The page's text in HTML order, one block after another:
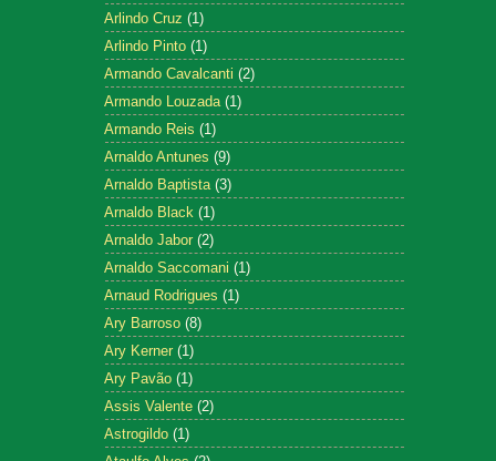
Arlindo Cruz (1)
Arlindo Pinto (1)
Armando Cavalcanti (2)
Armando Louzada (1)
Armando Reis (1)
Arnaldo Antunes (9)
Arnaldo Baptista (3)
Arnaldo Black (1)
Arnaldo Jabor (2)
Arnaldo Saccomani (1)
Arnaud Rodrigues (1)
Ary Barroso (8)
Ary Kerner (1)
Ary Pavão (1)
Assis Valente (2)
Astrogildo (1)